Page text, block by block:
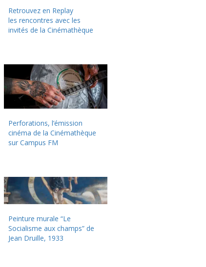
Retrouvez en Replay
les rencontres avec les
invités de la Cinémathèque
Perforations, l’émission
cinéma de la Cinémathèque
sur Campus FM
Peinture murale “Le
Socialisme aux champs” de
Jean Druille, 1933